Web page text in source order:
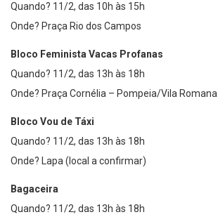
Quando? 11/2, das 10h às 15h
Onde? Praça Rio dos Campos
Bloco Feminista Vacas Profanas
Quando? 11/2, das 13h às 18h
Onde? Praça Cornélia – Pompeia/Vila Romana
Bloco Vou de Táxi
Quando? 11/2, das 13h às 18h
Onde? Lapa (local a confirmar)
Bagaceira
Quando? 11/2, das 13h às 18h